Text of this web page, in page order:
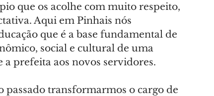
que os acolhe com muito respeito,
Aqui em Pinhais nós
que é a base fundamental de
social e cultural de uma
a prefeita aos novos servidores.
passado transformarmos o cargo de